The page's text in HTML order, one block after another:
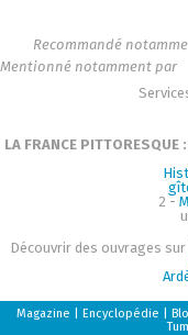
Recommandé
Mentionné notamment par
LA FRANCE PITTORESQUE :
2 -
Découvrir des ouvrages
Magazine |Encyclopédie |